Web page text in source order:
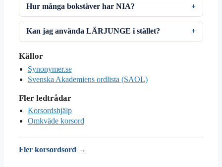
Hur många bokstäver har NIA?
Kan jag använda LÄRJUNGE i stället?
Källor
Synonymer.se
Svenska Akademiens ordlista (SAOL)
Fler ledtrådar
Korsordshjälp
Omkväde korsord
Fler korsordsord →